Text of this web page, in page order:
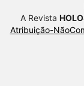
A Revista
Atribuição-